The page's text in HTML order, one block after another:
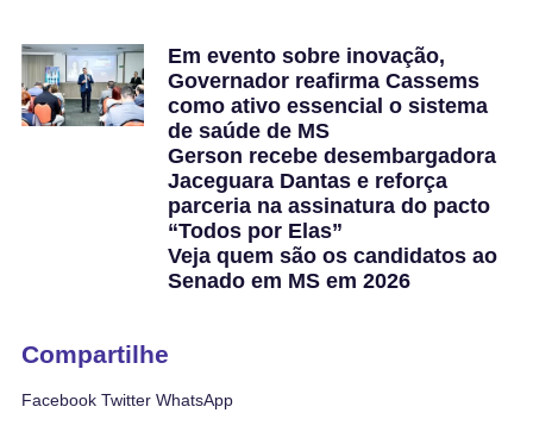
Em evento sobre inovação,
Governador reafirma Cassems
como ativo essencial o sistema
de saúde de MS
Gerson recebe desembargadora
Jaceguara Dantas e reforça
parceria na assinatura do pacto
“Todos por Elas”
Veja quem são os candidatos ao
Senado em MS em 2026
Compartilhe
Facebook Twitter WhatsApp